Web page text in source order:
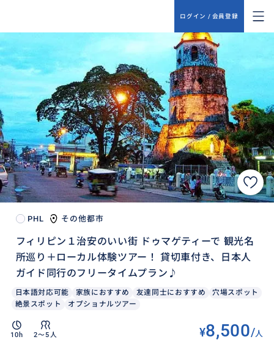
ログイン / 会員登録
PHL その他都市
フィリピン１治安のいい街 ドゥマゲティーで 観光名
所巡り＋ローカル体験ツアー！ 貸切車付き、日本人
ガイド同行のフリータイムプラン♪
日本語対応可能 家族におすすめ 友達同士におすすめ
穴場スポット
絶景スポット
オプショナルツアー
10h 2〜5人 ¥8,500/人